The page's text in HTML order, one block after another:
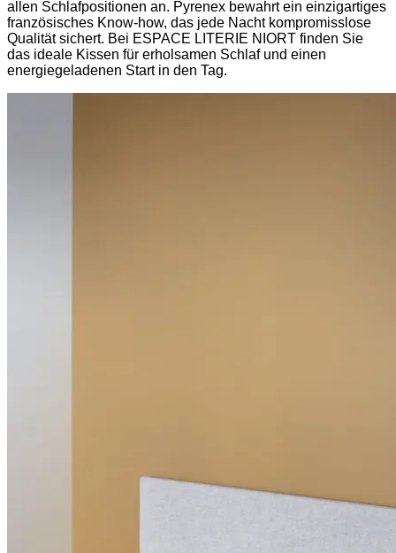
allen Schlafpositionen an. Pyrenex bewahrt ein einzigartiges
französisches Know-how, das jede Nacht kompromisslose
Qualität sichert. Bei ESPACE LITERIE NIORT finden Sie
das ideale Kissen für erholsamen Schlaf und einen
energiegeladenen Start in den Tag.